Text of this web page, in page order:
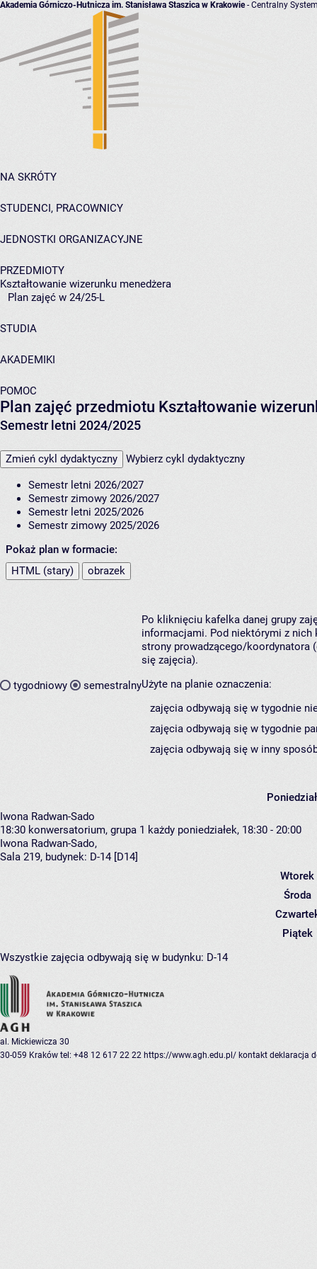
Akademia Górniczo-Hutnicza im. Stanisława Staszica w Krakowie- Centralny
NA SKRÓTY
STUDENCI, PRACOWNICY
JEDNOSTKI ORGANIZACYJNE
PRZEDMIOTY
Kształtowanie wizerunku menedżera
Plan zajęć w 24/25-L
STUDIA
AKADEMIKI
POMOC
Plan zajęć przedmiotu Kształtowanie
Semestr letni 2024/2025
Zmień cykl dydaktyczny Wybierz cykl dydaktyczny
Semestr letni 2026/2027
Semestr zimowy 2026/2027
Semestr letni 2025/2026
Semestr zimowy 2025/2026
Pokaż plan w formacie:
HTML (stary)
obrazek
tygodniowy semestralny
Po kliknięciu kafelka danej grupy
informacjami. Pod niektórymi z nich
strony prowadzącego/koordynatora
się zajęcia).
Użyte na planie oznaczenia:
zajęcia odbywają się w tygodnie
zajęcia odbywają się w tygodnie
zajęcia odbywają się w inny
Iwona Radwan-Sado
18:30 konwersatorium, grupa 1 każdy poniedziałek, 18:30 - 20:00
Iwona Radwan-Sado,
Sala 219, budynek: D-14 [D14]
Wtorek
Środa
Piątek
Wszystkie zajęcia odbywają się w budynku: D-14
al. Mickiewicza 30
30-059 Kraków tel: +48 12 617 22 22 https://www.agh.edu.pl/ kontakt deklaracja